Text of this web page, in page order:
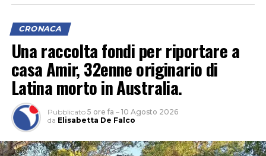
ritenute gli esecutori materiali. Ora l’inchiesta della
Procura di Roma punta a ricostruire la presunta catena
di responsabilità che avrebbe portato alla pianificazione
dell’attentato.
CRONACA
Una raccolta fondi per riportare a
casa Amir, 32enne originario di
Latina morto in Australia.
Pubblicato 5 ore fa – 10 Agosto 2026
da Elisabetta De Falco